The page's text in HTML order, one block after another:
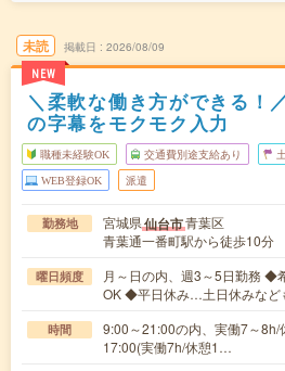
未読
NEW
掲載日 2026/08/09
＼柔軟な働き方ができる！
の字幕をモクモク入力
職種未経験OK 交通費別途支給あり
WEB登録OK 派遣
勤務地 宮城県仙台市青葉区
青葉通一番町駅から徒歩10分
曜日頻度
月～日の内、週3～5日勤務 ◆
OK ◆平日休み…土日休みなど
時間
9:00～21:00の内、実働7～8h/
17:00(実働7h/休憩1…